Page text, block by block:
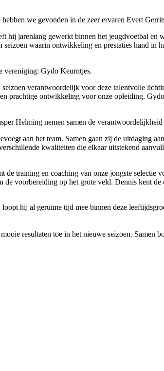
we gevonden in de zeer ervaren Evert
hij jarenlang gewerkt binnen het jeugdvoetbal
waarin ontwikkeling en prestaties hand in
vereniging: Gydo Keurntjes.
verantwoordelijk voor deze talentvolle
prachtige ontwikkeling voor onze opleiding.
Helming nemen samen de
aan het team. Samen gaan zij de uitdaging
kwaliteiten die elkaar uitstekend
de training en coaching van onze jongste selectie
voorbereiding op het grote veld. Dennis kent
hij al geruime tijd mee binnen deze
resultaten toe in het nieuwe seizoen.